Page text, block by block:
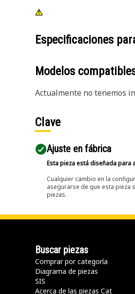
Especificaciones
Modelos
Actualmente no tenemos
Clave
Ajuste en fábrica
Esta pieza está diseñada para
Cualquier cambio en la
asegurarse de que esta pieza
piezas.
Buscar piezas
Comprar por categoría
Diagrama de piezas
SIS
Acerca de las piezas Cat